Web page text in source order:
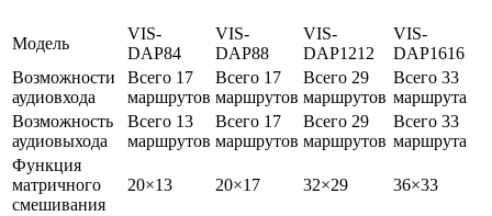
Модель
VIS-
DAP84
VIS-
DAP88
VIS-
DAP1212
VIS-
DAP1616
Возможности
аудиовхода
Всего 17
маршрутов
Всего 17
маршрутов
Всего 29
маршрутов
Всего 33
маршрута
Возможность
аудиовыхода
Всего 13
маршрутов
Всего 17
маршрутов
Всего 29
маршрутов
Всего 33
маршрута
Функция
матричного
смешивания
20×13 20×17 32×29 36×33